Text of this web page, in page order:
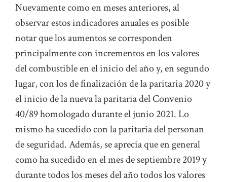
Nuevamente como en meses anteriores, al
observar estos indicadores anuales es posible
notar que los aumentos se corresponden
principalmente con incrementos en los valores
del combustible en el inicio del año y, en segundo
lugar, con los de finalización de la paritaria 2020 y
el inicio de la nueva la paritaria del Convenio
40/89 homologado durante el junio 2021. Lo
mismo ha sucedido con la paritaria del personan
de seguridad. Además, se aprecia que en general
como ha sucedido en el mes de septiembre 2019 y
durante todos los meses del año todos los valores